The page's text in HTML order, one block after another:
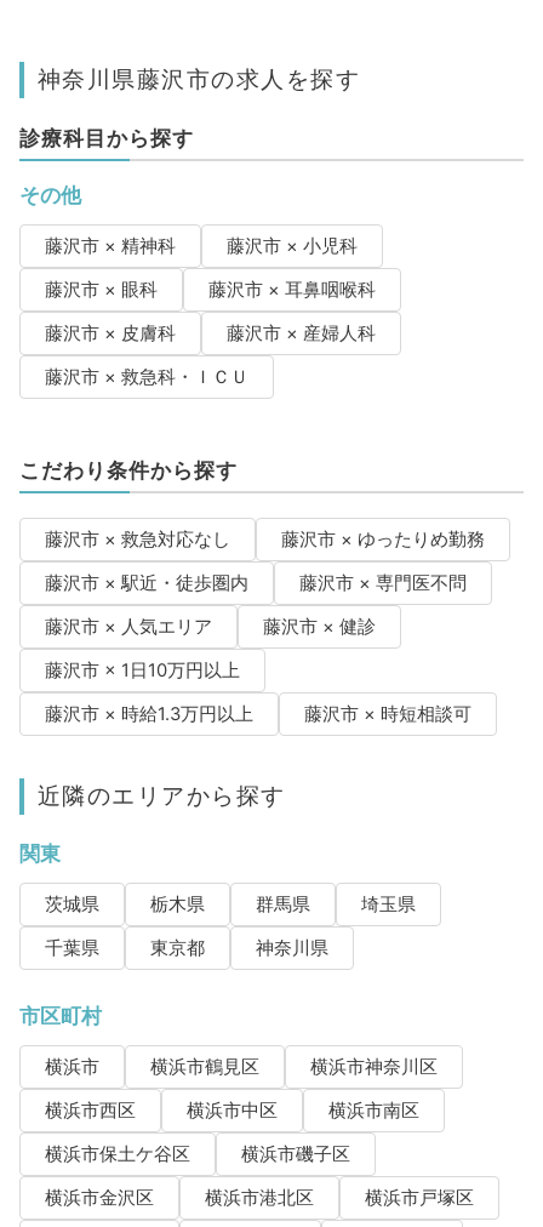
神奈川県藤沢市の求人を探す
診療科目から探す
その他
藤沢市 × 精神科
藤沢市 × 小児科
藤沢市 × 眼科
藤沢市 × 耳鼻咽喉科
藤沢市 × 皮膚科
藤沢市 × 産婦人科
藤沢市 × 救急科・ＩＣＵ
こだわり条件から探す
藤沢市 × 救急対応なし
藤沢市 × ゆったりめ勤務
藤沢市 × 駅近・徒歩圏内
藤沢市 × 専門医不問
藤沢市 × 人気エリア
藤沢市 × 健診
藤沢市 × 1日10万円以上
藤沢市 × 時給1.3万円以上
藤沢市 × 時短相談可
近隣のエリアから探す
関東
茨城県 栃木県 群馬県
埼玉県
千葉県
東京都 神奈川県
市区町村
横浜市 横浜市鶴見区
横浜市神奈川区
横浜市西区
横浜市中区
横浜市南区
横浜市保土ケ谷区
横浜市磯子区
横浜市金沢区
横浜市港北区
横浜市戸塚区